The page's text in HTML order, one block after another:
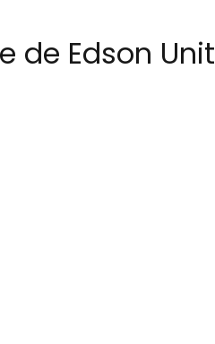
de Edson